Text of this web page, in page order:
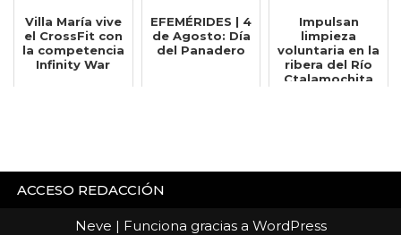
Villa María vive
el CrossFit con
la competencia
Infinity War
EFEMÉRIDES | 4
de Agosto: Día
del Panadero
Impulsan
limpieza
voluntaria en la
ribera del Río
Ctalamochita
ACCESO REDACCIÓN
Neve | Funciona gracias a WordPress